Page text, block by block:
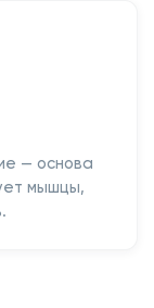
— основа
мышцы,